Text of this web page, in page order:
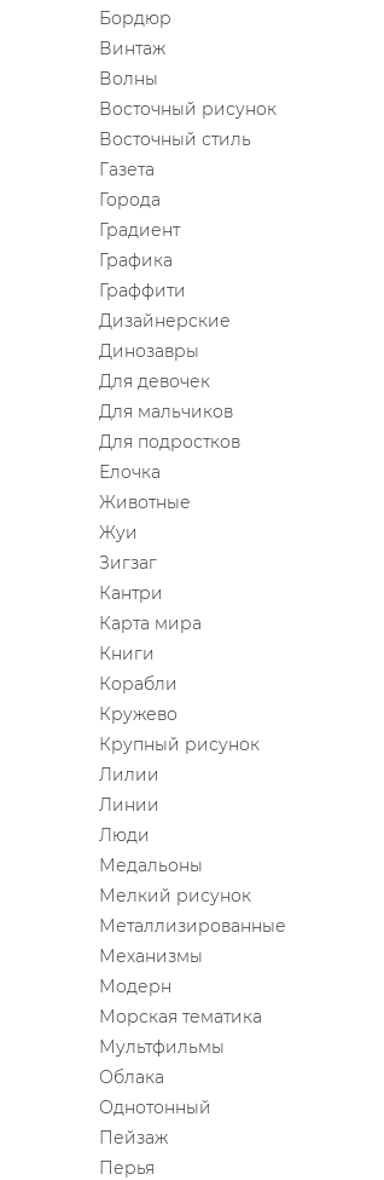
ЦВЕТА
Бордюр
Винтаж
Волны
Восточный рисунок
Восточный стиль
Газета
Города
Градиент
Графика
Граффити
Дизайнерские
Динозавры
Для девочек
Для мальчиков
Для подростков
Елочка
Животные
Жуи
Зигзаг
Кантри
Карта мира
Книги
Корабли
Кружево
Крупный рисунок
Лилии
Линии
Люди
Медальоны
Мелкий рисунок
Металлизированные
Механизмы
Модерн
Морская тематика
Мультфильмы
Облака
Однотонный
Пейзаж
Перья